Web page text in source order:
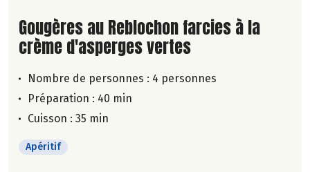
Lire la suite de la recette
Gougères au Reblochon farcies à la
crème d'asperges vertes
Nombre de personnes : 4 personnes
Préparation : 40 min
Cuisson : 35 min
Apéritif